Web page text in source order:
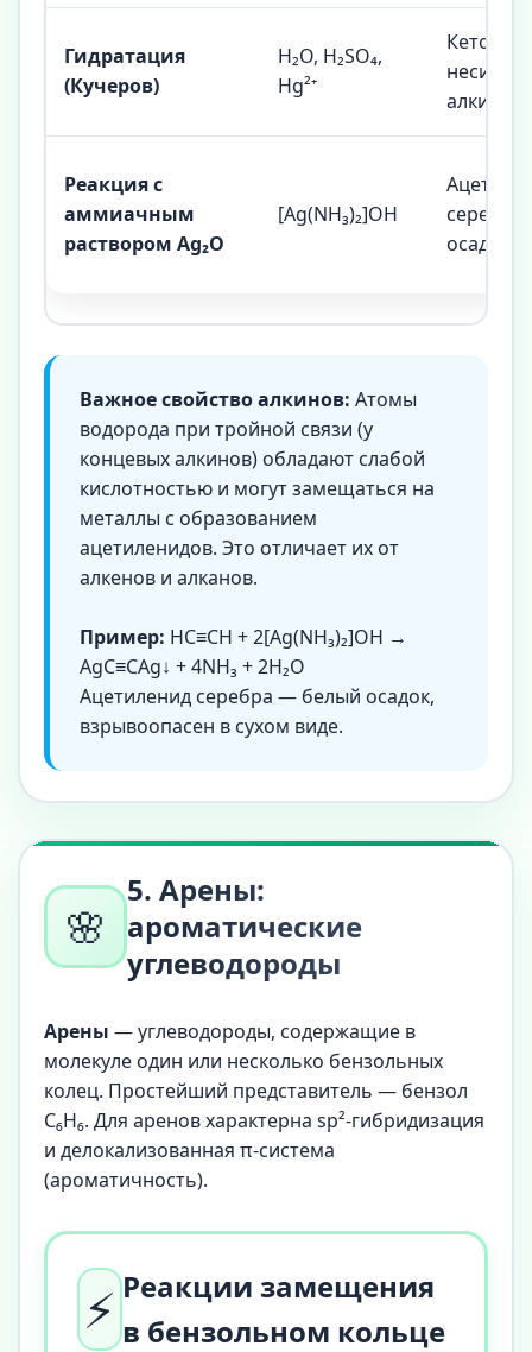
Гидратация
(Кучеров)
H₂O, H₂SO₄,
Hg²⁺
Кетоны
алкинов)
Реакция с
аммиачным
раствором Ag₂O
[Ag(NH₃)₂]OH
серебра
осадок)
Важное свойство алкинов: Атомы
водорода при тройной связи (у
концевых алкинов) обладают слабой
кислотностью и могут замещаться на
металлы с образованием
ацетиленидов. Это отличает их от
алкенов и алканов.
Пример: HC≡CH + 2[Ag(NH₃)₂]OH →
AgC≡CAg↓ + 4NH₃ + 2H₂O
Ацетиленид серебра — белый осадок,
взрывоопасен в сухом виде.
🌸
5. Арены:
ароматические
углеводороды
Арены — углеводороды, содержащие в
молекуле один или несколько бензольных
колец. Простейший представитель — бензол
C₆H₆. Для аренов характерна sp²-гибридизация
и делокализованная π-система
(ароматичность).
⚡ Реакции замещения
в бензольном кольце